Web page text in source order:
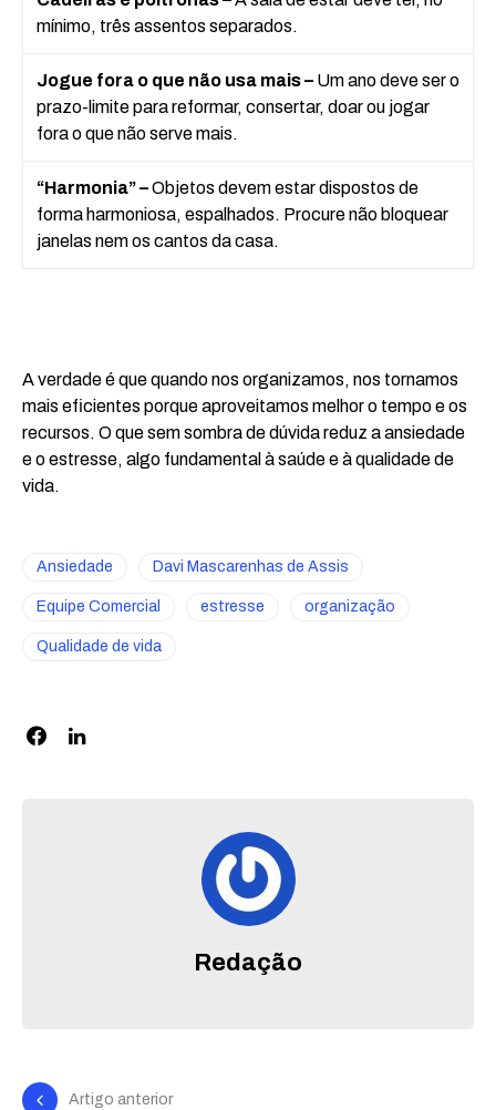
mínimo, três assentos separados.
Jogue fora o que não usa mais – Um ano deve ser o
prazo-limite para reformar, consertar, doar ou jogar
fora o que não serve mais.
“Harmonia” –Objetos devem estar dispostos de
forma harmoniosa, espalhados. Procure não bloquear
janelas nem os cantos da casa.
A verdade é que quando nos organizamos, nos tornamos
mais eficientes porque aproveitamos melhor o tempo e os
recursos. O que sem sombra de dúvida reduz a ansiedade
e o estresse, algo fundamental à saúde e à qualidade de
vida.
Ansiedade Davi Mascarenhas de Assis
Equipe Comercial estresse organização
Qualidade de vida
Redação
Artigo anterior